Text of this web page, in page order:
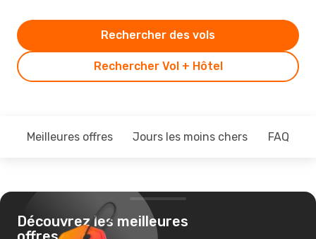
Rechercher Vol + Hôtel
Rechercher des vols
Meilleures offres Jours les moins chers FAQ
Découvrez les meilleures